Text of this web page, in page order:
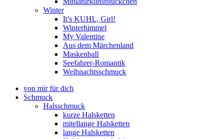
Winter
It’s KUHL, Girl!
Winterhimmel
My Valentine
Aus dem Märchenland
Maskenball
Seefahrer-Romantik
Weihnachtsschmuck
von mir für dich
Schmuck
Halsschmuck
kurze Halsketten
mitellange Halsketten
lange Halsketten